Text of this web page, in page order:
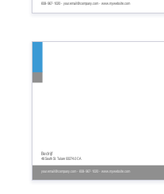
608-967-1020 - your.email@company.com - www.mywebsite.com
your.email@company.com - 608-967-1020 - www.mywebsite.com
48 South St. Tulare 93274.0 CA
Bedrijf